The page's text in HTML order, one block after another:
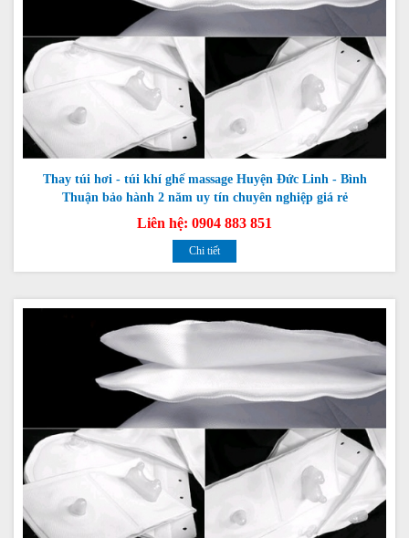
Thay túi hơi - túi khí ghế massage Huyện Đức Linh - Bình
Thuận bảo hành 2 năm uy tín chuyên nghiệp giá rẻ
Liên hệ: 0904 883 851
Chi tiết